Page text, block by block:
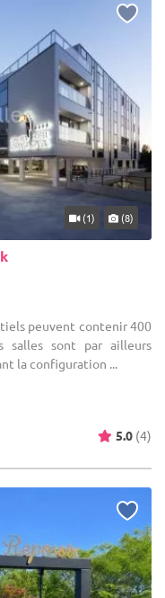
(1) (8)
peuvent contenir 400
salles sont par ailleurs
la configuration ...
5.0 (4)